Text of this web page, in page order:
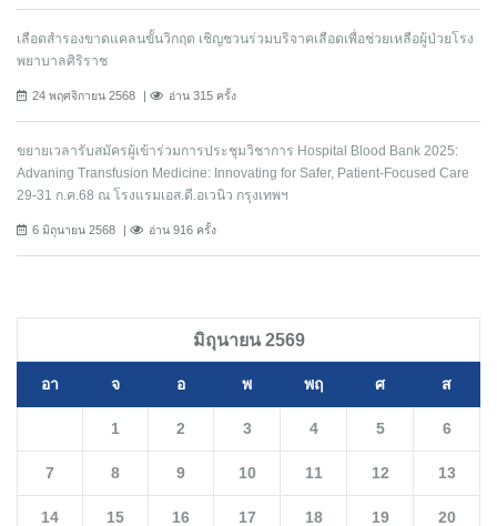
เลือดสำรองขาดแคลนขั้นวิกฤต เชิญชวนร่วมบริจาคเลือดเพื่อช่วยเหลือผู้ป่วยโรง
พยาบาลศิริราช
24 พฤศจิกายน 2568 อ่าน 315 ครั้ง
ขยายเวลารับสมัครผู้เข้าร่วมการประชุมวิชาการ Hospital Blood Bank 2025:
Advaning Transfusion Medicine: Innovating for Safer, Patient-Focused Care
29-31 ก.ค.68 ณ โรงแรมเอส.ดี.อเวนิว กรุงเทพฯ
6 มิถุนายน 2568 อ่าน 916 ครั้ง
มิถุนายน 2569
อา จ อ พ พฤ ศ ส
1 2 3 4 5 6
7 8 9 10 11 12 13
14 15 16 17 18 19 20